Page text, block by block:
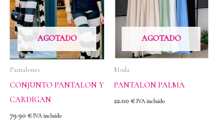
AGOTADO
Pantalones
CONJUNTO PANTALON Y
CARDIGAN
79.90 € IVA incluido
AGOTADO
Moda
PANTALON PALMA
22.00 € IVA incluido